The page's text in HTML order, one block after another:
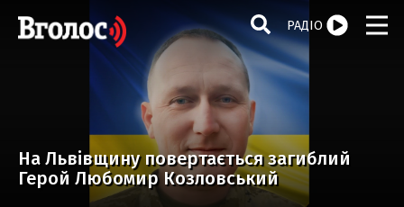
РАДІО
На Львівщину повертається загиблий
Герой Любомир Козловський